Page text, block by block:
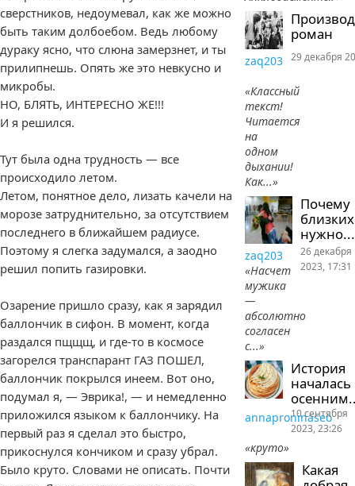
сверстников, недоумевал, как же можно
быть таким долбоебом. Ведь любому
дураку ясно, что слюна замерзнет, и ты
прилипнешь. Опять же это невкусно и
микробы.
НО, БЛЯТЬ, ИНТЕРЕСНО ЖЕ!!!
И я решился.
Тут была одна трудность — все
происходило летом.
Летом, понятное дело, лизать качели на
морозе затруднительно, за отсутствием
последнего в ближайшем радиусе.
Поэтому я слегка задумался, а заодно
решил попить газировки.
Озарение пришло сразу, как я зарядил
баллончик в сифон. В момент, когда
раздался пщщщ, и где-то в космосе
загорелся транспарант ГАЗ ПОШЕЛ,
баллончик покрылся инеем. Вот оно,
подумал я, — Эврика!, — и немедленно
приложился языком к баллончику. На
первый раз я сделал это быстро,
прикоснулся кончиком и сразу убрал.
Было круто. Словами не описать. Почти
роман
zaq203
«Классный
текст!
Читается
на
одном
дыхании!
Как...»
29 декабря
Почему
близких
нужно...
zaq203
«Насчет
мужика
—
абсолютно
согласен
с...»
26 декабря
2023, 17:31
История
началась
annaproninaseo
«круто»
10 сентября
2023, 23:26
Какая